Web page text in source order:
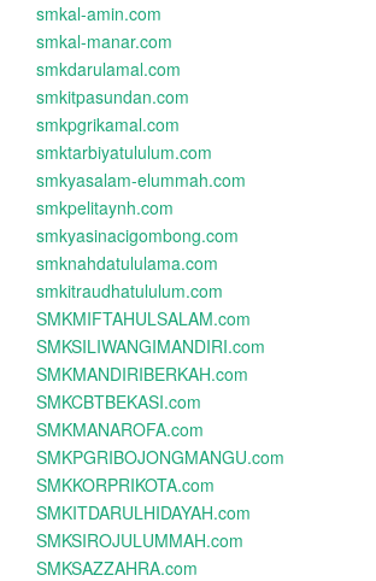
smkal-amin.com
smkal-manar.com
smkdarulamal.com
smkitpasundan.com
smkpgrikamal.com
smktarbiyatululum.com
smkyasalam-elummah.com
smkpelitaynh.com
smkyasinacigombong.com
smknahdatululama.com
smkitraudhatululum.com
SMKMIFTAHULSALAM.com
SMKSILIWANGIMANDIRI.com
SMKMANDIRIBERKAH.com
SMKCBTBEKASI.com
SMKMANAROFA.com
SMKPGRIBOJONGMANGU.com
SMKKORPRIKOTA.com
SMKITDARULHIDAYAH.com
SMKSIROJULUMMAH.com
SMKSAZZAHRA.com